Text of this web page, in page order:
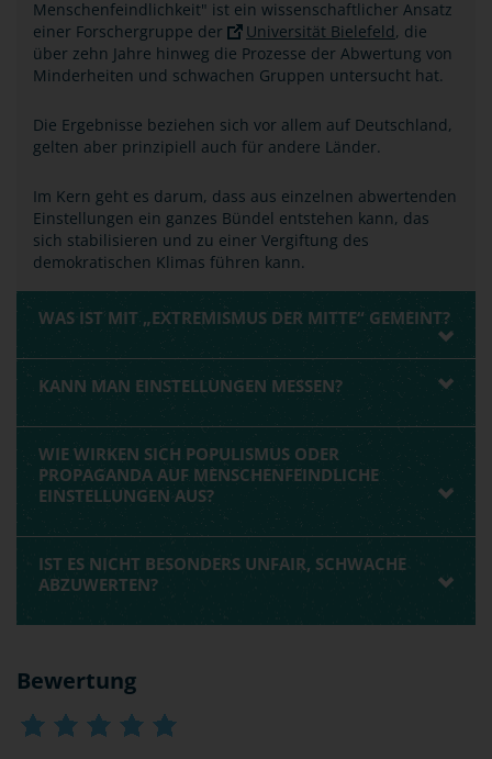
Menschenfeindlichkeit" ist ein wissenschaftlicher Ansatz
einer Forschergruppe der
Universität Bielefeld, die
über zehn Jahre hinweg die Prozesse der Abwertung von
Minderheiten und schwachen Gruppen untersucht hat.
Die Ergebnisse beziehen sich vor allem auf Deutschland,
gelten aber prinzipiell auch für andere Länder.
Im Kern geht es darum, dass aus einzelnen abwertenden
Einstellungen ein ganzes Bündel entstehen kann, das
sich stabilisieren und zu einer Vergiftung des
demokratischen Klimas führen kann.
WAS IST MIT „EXTREMISMUS DER MITTE“ GEMEINT?
KANN MAN EINSTELLUNGEN MESSEN?
WIE WIRKEN SICH POPULISMUS ODER
PROPAGANDA AUF MENSCHENFEINDLICHE
EINSTELLUNGEN AUS?
IST ES NICHT BESONDERS UNFAIR, SCHWACHE
ABZUWERTEN?
Bewertung